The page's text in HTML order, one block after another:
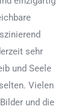
sehr
und Seele
Vielen
und die